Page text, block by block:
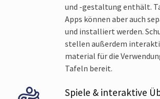
und -gestaltung enthält.
Apps können aber auch
und installiert werden.
stellen außerdem
material für die
Tafeln bereit.
Spiele & interaktive